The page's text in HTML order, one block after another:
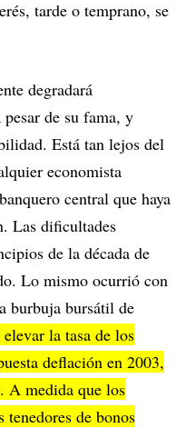
tarde o temprano, se
degradará
de su fama, y
Está tan lejos del
economista
central que haya
Las dificultades
de la década de
Lo mismo ocurrió con
burbuja bursátil de
la tasa de los
deflación en 2003,
A medida que los
de bonos